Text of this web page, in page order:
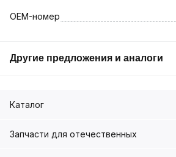
OEM-номер
Другие предложения и аналоги
Каталог
Запчасти для отечественных